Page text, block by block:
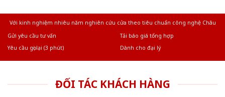
Với kinh nghiệm nhiêu năm nghiên cứu cửa theo tiêu chuẩn công nghệ Châu
Gửi yêu cầu tư vấn
Tải báo giá tổng hợp
Yêu cầu gọi lại (3 phút)
Dành cho đại lý
ĐỐI TÁC KHÁCH HÀNG